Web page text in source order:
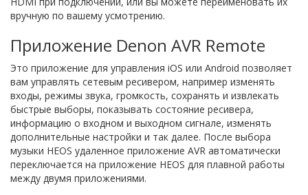
вручную по вашему усмотрению.
Приложение Denon AVR Remote
Это приложение для управления iOS или Android позволяет
вам управлять сетевым ресивером, например изменять
входы, режимы звука, громкость, сохранять и извлекать
быстрые выборы, показывать состояние ресивера,
информацию о входном и выходном сигнале, изменять
дополнительные настройки и так далее. После выбора
музыки HEOS удаленное приложение AVR автоматически
переключается на приложение HEOS для плавной работы
между двумя приложениями.